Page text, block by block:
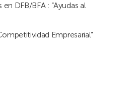
DFB/BFA : “Ayudas al
Empresarial”